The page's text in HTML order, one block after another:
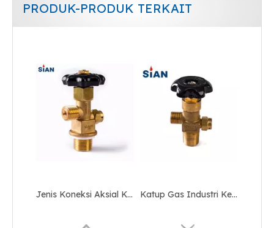
PRODUK-PRODUK TERKAIT
Jenis Koneksi Aksial Katup Gas Industri Co2 Terkompresi
Katup Gas Industri Keselamatan Regulator CO2 Katup Silinder Gas Kontrol Flap Tipe Co2 yang Dapat Dipindahkan